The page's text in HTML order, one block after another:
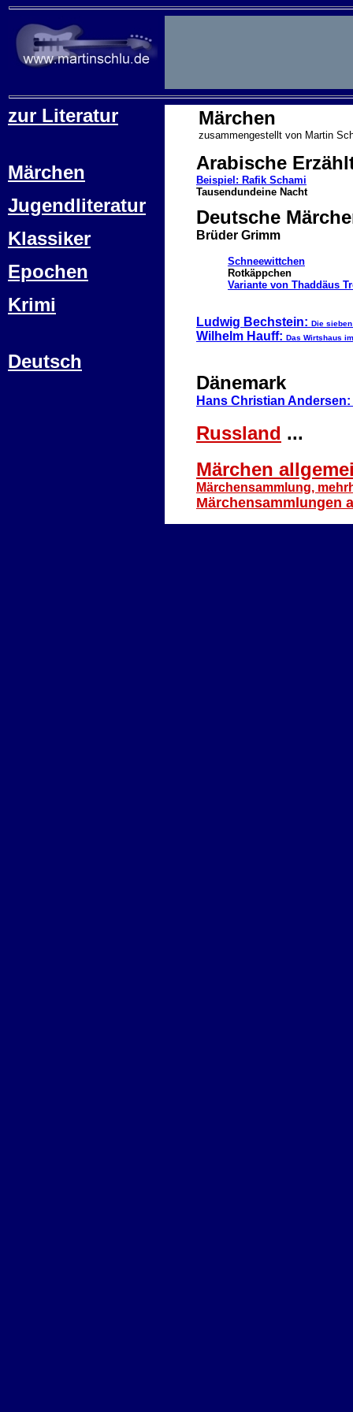
zur Literatur
Märchen
Jugendliteratur
Klassiker
Epochen
Krimi
Deutsch
Märchen
zusammengestellt von Martin
Arabische
Beispiel: Rafik Schami
Tausendundeine Nacht
Deutsche
Brüder Grimm
Schneewittchen
Rotkäppchen
Variante von Thaddäus
Ludwig Bechstein: Die
Wilhelm Hauff: Das Wirtshaus
Dänemark
Hans Christian
Russland ...
Märchen
Märchensammlung,
Märchensammlungen